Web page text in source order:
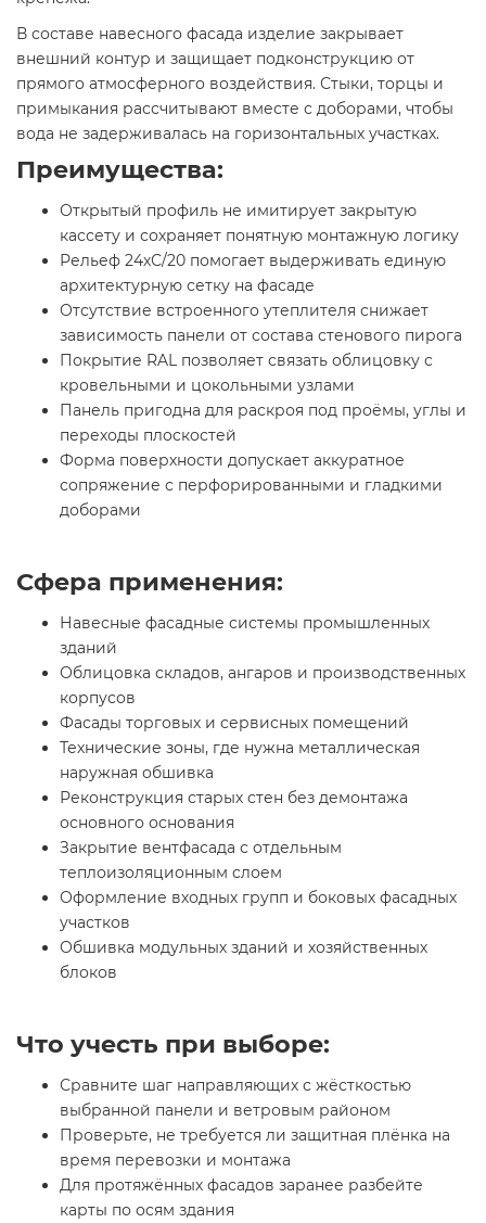
В составе навесного фасада изделие закрывает
внешний контур и защищает подконструкцию от
прямого атмосферного воздействия. Стыки, торцы и
примыкания рассчитывают вместе с доборами, чтобы
вода не задерживалась на горизонтальных участках.
Преимущества:
Открытый профиль не имитирует закрытую
кассету и сохраняет понятную монтажную логику
Рельеф 24хС/20 помогает выдерживать единую
архитектурную сетку на фасаде
Отсутствие встроенного утеплителя снижает
зависимость панели от состава стенового пирога
Покрытие RAL позволяет связать облицовку с
кровельными и цокольными узлами
Панель пригодна для раскроя под проёмы, углы и
переходы плоскостей
Форма поверхности допускает аккуратное
сопряжение с перфорированными и гладкими
доборами
Сфера применения:
Навесные фасадные системы промышленных
зданий
Облицовка складов, ангаров и производственных
корпусов
Фасады торговых и сервисных помещений
Технические зоны, где нужна металлическая
наружная обшивка
Реконструкция старых стен без демонтажа
основного основания
Закрытие вентфасада с отдельным
теплоизоляционным слоем
Оформление входных групп и боковых фасадных
участков
Обшивка модульных зданий и хозяйственных
блоков
Что учесть при выборе:
Сравните шаг направляющих с жёсткостью
выбранной панели и ветровым районом
Проверьте, не требуется ли защитная плёнка на
время перевозки и монтажа
Для протяжённых фасадов заранее разбейте
карты по осям здания